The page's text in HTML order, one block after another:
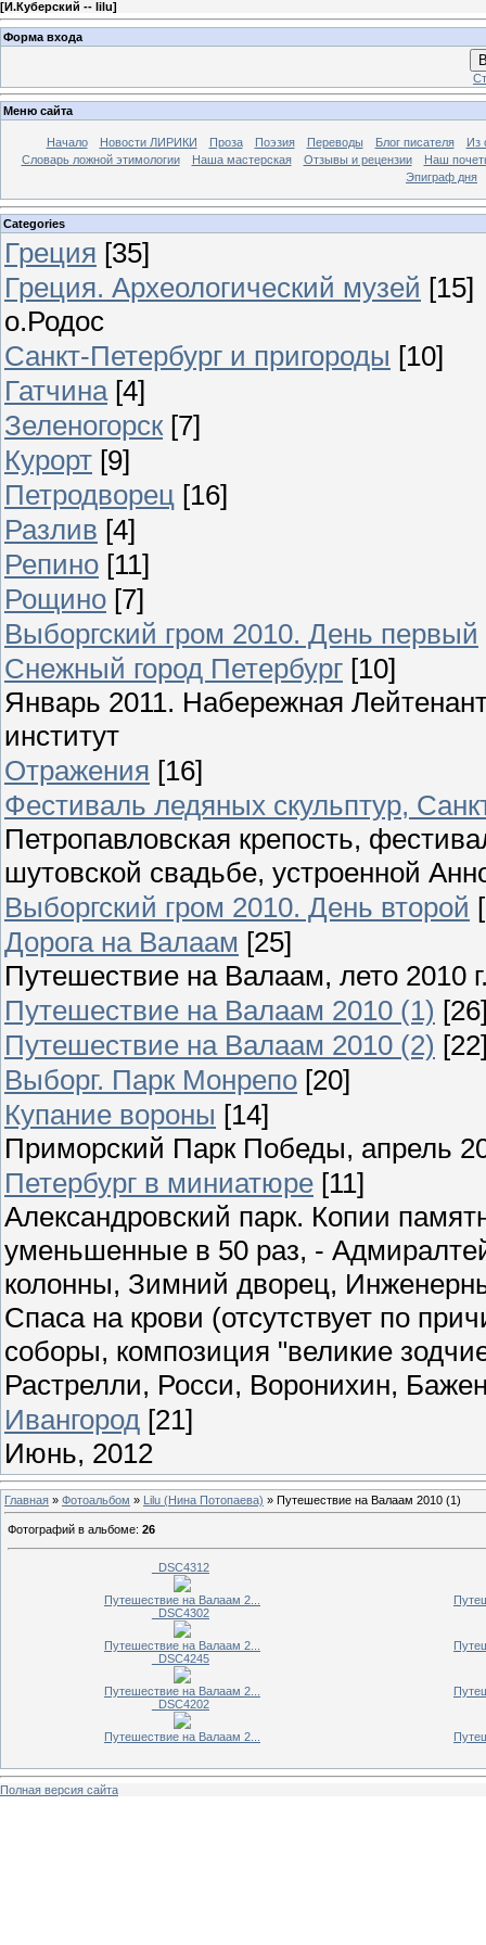
[И.Куберский -- lilu]
Форма входа
Меню сайта
Начало Новости ЛИРИКИ Проза Поэзия Переводы Блог писателя
Из
Словарь ложной этимологии
Наша мастерская Отзывы и рецензии
Наш
Эпиграф дня
Categories
Греция [35]
Греция. Археологический музей [15]
о.Родос
Санкт-Петербург и пригороды [10]
Гатчина [4]
Зеленогорск [7]
Курорт [9]
Петродворец [16]
Разлив [4]
Репино [11]
Рощино [7]
Выборгский гром 2010. День первый
Снежный город Петербург [10]
Январь 2011. Набережная
институт
Отражения [16]
Фестиваль ледяных скульптур,
Петропавловская крепость,
шутовской свадьбе, устроенной
Выборгский гром 2010. День второй
Дорога на Валаам [25]
Путешествие на Валаам, лето 2010
Путешествие на Валаам 2010 (1)
Путешествие на Валаам 2010 (2)
Выборг. Парк Монрепо [20]
Купание вороны [14]
Приморский Парк Победы, апрель
Петербург в миниатюре [11]
Александровский парк. Копии
уменьшенные в 50 раз, -
колонны, Зимний дворец,
Спаса на крови (отсутствует по
соборы, композиция "великие
Растрелли, Росси, Воронихин,
Ивангород [21]
Июнь, 2012
Главная » Фотоальбом » Lilu (Нина Потопаева) » Путешествие на Валаам 2010 (1)
Фотографий в альбоме: 26
_DSC4312
Путешествие на Валаам 2...
_DSC4302
Путешествие на Валаам 2...
_DSC4245
Путешествие на Валаам 2...
_DSC4202
Путешествие на Валаам 2...
Полная версия сайта